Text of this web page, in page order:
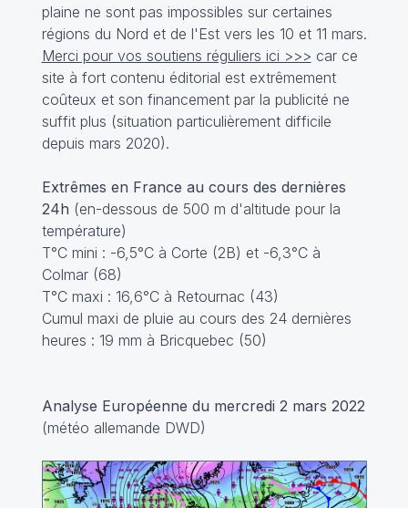
plaine ne sont pas impossibles sur certaines
régions du Nord et de l'Est vers les 10 et 11 mars.
Merci pour vos soutiens réguliers ici >>> car ce
site à fort contenu éditorial est extrêmement
coûteux et son financement par la publicité ne
suffit plus (situation particulièrement difficile
depuis mars 2020).
Extrêmes en France au cours des dernières
24h (en-dessous de 500 m d'altitude pour la
température)
T°C mini : -6,5°C à Corte (2B) et -6,3°C à
Colmar (68)
T°C maxi : 16,6°C à Retournac (43)
Cumul maxi de pluie au cours des 24 dernières
heures : 19 mm à Bricquebec (50)
Analyse Européenne du mercredi 2 mars 2022
(météo allemande DWD)